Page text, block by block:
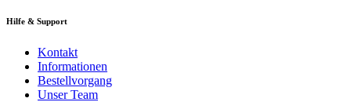
Hilfe & Support
Kontakt
Informationen
Bestellvorgang
Unser Team